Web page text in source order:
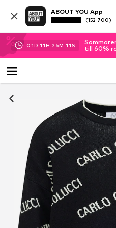
ABOUT YOU App
(152 700)
01D 11H 26M 10 S
till 60%